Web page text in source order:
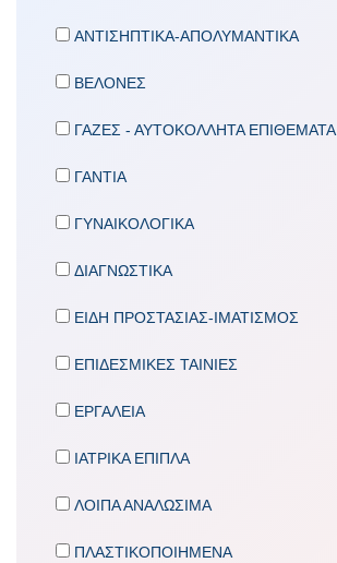
ΑΝΤΙΣΗΠΤΙΚΑ-ΑΠΟΛΥΜΑΝΤΙΚΑ
ΒΕΛΟΝΕΣ
ΓΑΖΕΣ - ΑΥΤΟΚΟΛΛΗΤΑ ΕΠΙΘΕΜΑΤΑ
ΓΑΝΤΙΑ
ΓΥΝΑΙΚΟΛΟΓΙΚΑ
ΔΙΑΓΝΩΣΤΙΚΑ
ΕΙΔΗ ΠΡΟΣΤΑΣΙΑΣ-ΙΜΑΤΙΣΜΟΣ
ΕΠΙΔΕΣΜΙΚΕΣ ΤΑΙΝΙΕΣ
ΕΡΓΑΛΕΙΑ
ΙΑΤΡΙΚΑ ΕΠΙΠΛΑ
ΛΟΙΠΑ ΑΝΑΛΩΣΙΜΑ
ΠΛΑΣΤΙΚΟΠΟΙΗΜΕΝΑ